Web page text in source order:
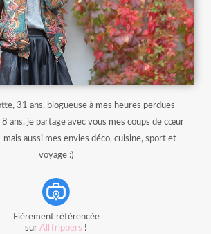
31 ans, blogueuse à mes heures perdues
ans, je partage avec vous mes coups de cœur
mais aussi mes envies déco, cuisine, sport et
voyage :)
Fièrement référencée
sur AllTrippers !